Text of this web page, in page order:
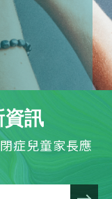
資訊
症兒童家長應